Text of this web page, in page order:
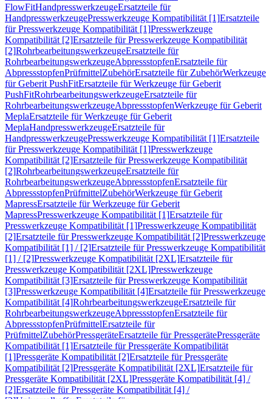
FlowFitHandpresswerkzeugeErsatzteile für
HandpresswerkzeugePresswerkzeuge Kompatibilität [1]Ersatzteile
für Presswerkzeuge Kompatibilität [1]Presswerkzeuge
Kompatibilität [2]Ersatzteile für Presswerkzeuge Kompatibilität
[2]RohrbearbeitungswerkzeugeErsatzteile für
RohrbearbeitungswerkzeugeAbpressstopfenErsatzteile für
AbpressstopfenPrüfmittelZubehörErsatzteile für ZubehörWerkzeuge
für Geberit PushFitErsatzteile für Werkzeuge für Geberit
PushFitRohrbearbeitungswerkzeugeErsatzteile für
RohrbearbeitungswerkzeugeAbpressstopfenWerkzeuge für Geberit
MeplaErsatzteile für Werkzeuge für Geberit
MeplaHandpresswerkzeugeErsatzteile für
HandpresswerkzeugePresswerkzeuge Kompatibilität [1]Ersatzteile
für Presswerkzeuge Kompatibilität [1]Presswerkzeuge
Kompatibilität [2]Ersatzteile für Presswerkzeuge Kompatibilität
[2]RohrbearbeitungswerkzeugeErsatzteile für
RohrbearbeitungswerkzeugeAbpressstopfenErsatzteile für
AbpressstopfenPrüfmittelZubehörWerkzeuge für Geberit
MapressErsatzteile für Werkzeuge für Geberit
MapressPresswerkzeuge Kompatibilität [1]Ersatzteile für
Presswerkzeuge Kompatibilität [1]Presswerkzeuge Kompatibilität
[2]Ersatzteile für Presswerkzeuge Kompatibilität [2]Presswerkzeuge
Kompatibilität [1] / [2]Ersatzteile für Presswerkzeuge Kompatibilität
[1] / [2]Presswerkzeuge Kompatibilität [2XL]Ersatzteile für
Presswerkzeuge Kompatibilität [2XL]Presswerkzeuge
Kompatibilität [3]Ersatzteile für Presswerkzeuge Kompatibilität
[3]Presswerkzeuge Kompatibilität [4]Ersatzteile für Presswerkzeuge
Kompatibilität [4]RohrbearbeitungswerkzeugeErsatzteile für
RohrbearbeitungswerkzeugeAbpressstopfenErsatzteile für
AbpressstopfenPrüfmittelErsatzteile für
PrüfmittelZubehörPressgeräteErsatzteile für PressgerätePressgeräte
Kompatibilität [1]Ersatzteile für Pressgeräte Kompatibilität
[1]Pressgeräte Kompatibilität [2]Ersatzteile für Pressgeräte
Kompatibilität [2]Pressgeräte Kompatibilität [2XL]Ersatzteile für
Pressgeräte Kompatibilität [2XL]Pressgeräte Kompatibilität [4] /
[2]Ersatzteile für Pressgeräte Kompatibilität [4] /